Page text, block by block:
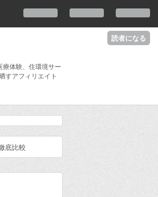
読者になる
体験、住環境サー
すアフィリエイト
底比較